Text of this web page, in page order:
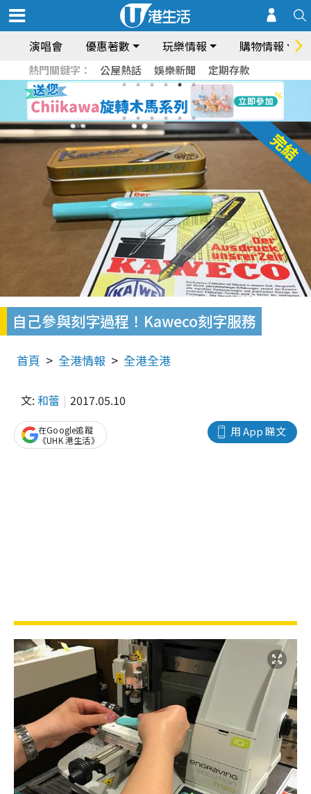
演唱會 優惠著數 玩樂情報 購物情報
熱門關鍵字： 公屋熱話 娛樂新聞 定期存款
自己參與刻字過程！Kaweco刻字服務
首頁 全港情報 全港全港
文: 和蕾 2017.05.10
用 App 睇文
在Google追蹤
《UHK 港生活》